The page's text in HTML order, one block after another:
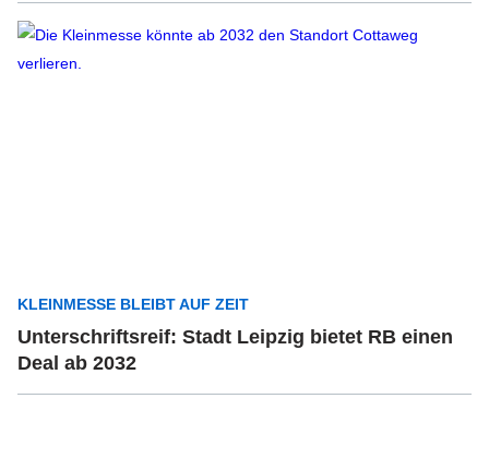
KLEINMESSE BLEIBT AUF ZEIT
Unterschriftsreif: Stadt Leipzig bietet RB einen
Deal ab 2032